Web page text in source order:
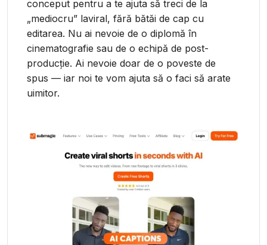
conceput pentru a te ajuta să treci de la
„mediocru” laviral, fără bătăi de cap cu
editarea. Nu ai nevoie de o diplomă în
cinematografie sau de o echipă de post-
producție. Ai nevoie doar de o poveste de
spus — iar noi te vom ajuta să o faci să arate
uimitor.